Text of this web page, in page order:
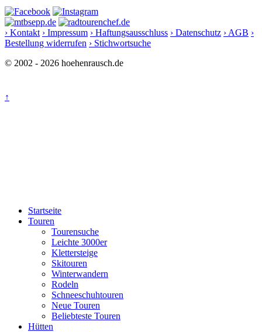
› Kontakt › Impressum › Haftungsausschluss › Datenschutz › AGB ›
Bestellung widerrufen › Stichwortsuche
© 2002 - 2026 hoehenrausch.de
↑
Startseite
Touren
Tourensuche
Leichte 3000er
Klettersteige
Skitouren
Winterwandern
Rodeln
Schneeschuhtouren
Neue Touren
Beliebteste Touren
Hütten